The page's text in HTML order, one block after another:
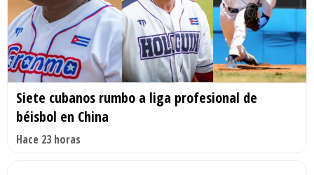
Siete cubanos rumbo a liga profesional de
béisbol en China
Hace 23 horas